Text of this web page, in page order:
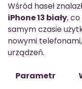
Wśród haseł
iPhone 13 biały,
samym czasie
nowymi
urządzeń.
Parametr